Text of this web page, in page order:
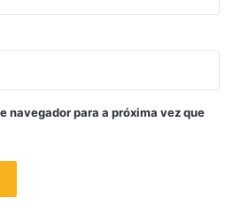
navegador para a próxima vez que